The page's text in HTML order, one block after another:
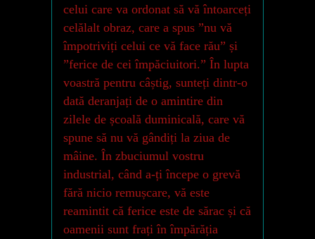
celui care va ordonat să vă întoarceți
celălalt obraz, care a spus ”nu vă
împotriviți celui ce vă face rău” și
”ferice de cei împăciuitori.” În lupta
voastră pentru câștig, sunteți dintr-o
dată deranjați de o amintire din
zilele de școală duminicală, care vă
spune să nu vă gândiți la ziua de
mâine. În zbuciumul vostru
industrial, când a-ți începe o grevă
fără nicio remușcare, vă este
reamintit că ferice este de sărac și că
oamenii sunt frați în împărăția